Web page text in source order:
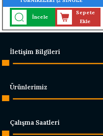
TURNİKE TEK KORİDOR)
İncele
Sepete
Ekle
İletişim Bilgileri
Ürünlerimiz
Çalışma Saatleri